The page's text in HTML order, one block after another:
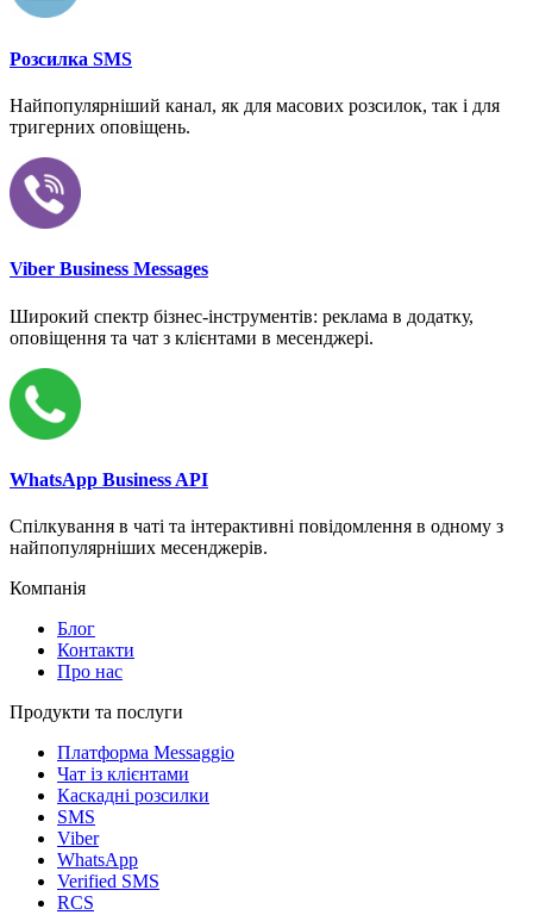
Розсилка SMS
Найпопулярніший канал, як для масових розсилок, так і для
тригерних оповіщень.
Viber Business Messages
Широкий спектр бізнес-інструментів: реклама в додатку,
оповіщення та чат з клієнтами в месенджері.
WhatsApp Business API
Спілкування в чаті та інтерактивні повідомлення в одному з
найпопулярніших месенджерів.
Компанія
Блог
Контакти
Про нас
Продукти та послуги
Платформа Messaggio
Чат із клієнтами
Каскадні розсилки
SMS
Viber
WhatsApp
Verified SMS
RCS